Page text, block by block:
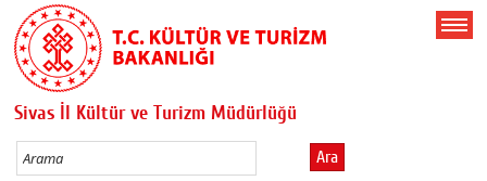
Sivas İl Kültür ve Turizm Müdürlüğü
Ara